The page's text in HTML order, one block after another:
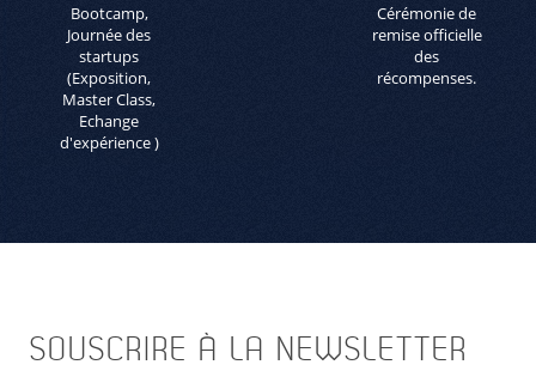
Bootcamp,
Journée des
startups
(Exposition,
Master Class,
Echange
d'expérience )
Cérémonie de
remise officielle
des
récompenses.
SOUSCRIRE À LA NEWSLETTER